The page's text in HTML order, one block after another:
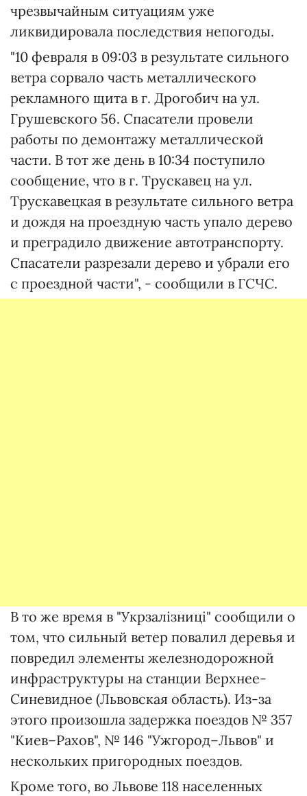
чрезвычайным ситуациям уже
ликвидировала последствия непогоды.
"10 февраля в 09:03 в результате сильного
ветра сорвало часть металлического
рекламного щита в г. Дрогобич на ул.
Грушевского 56. Спасатели провели
работы по демонтажу металлической
части. В тот же день в 10:34 поступило
сообщение, что в г. Трускавец на ул.
Трускавецкая в результате сильного ветра
и дождя на проездную часть упало дерево
и преградило движение автотранспорту.
Спасатели разрезали дерево и убрали его
с проездной части", - сообщили в ГСЧС.
В то же время в "Укрзалізниці" сообщили о
том, что сильный ветер повалил деревья и
повредил элементы железнодорожной
инфраструктуры на станции Верхнее-
Синевидное (Львовская область). Из-за
этого произошла задержка поездов № 357
"Киев–Рахов", № 146 "Ужгород–Львов" и
нескольких пригородных поездов.
Кроме того, во Львове 118 населенных